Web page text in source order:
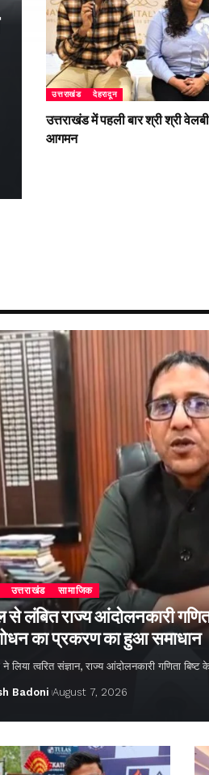
उत्तराखंड देहरादून
उत्तराखंड में पहली बार श्री श्री
आगमन
उत्तराखंड सामाजिक
लंबित राज्य आंदोलनकारी
का प्रकरण का हुआ समाधान
ने लिया त्वरित संज्ञान, राज्य आंदोलनकारी गणिता
Badoni August 7, 2026